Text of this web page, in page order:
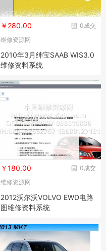
0成交
￥280.00
维修资源网
2010年3月绅宝SAAB WIS3.0
维修资料系统
0成交
￥180.00
维修资源网
2012沃尔沃VOLVO EWD电路
图维修资料系统